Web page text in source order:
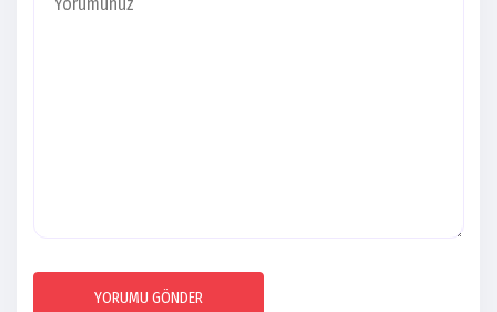
YORUMU GÖNDER